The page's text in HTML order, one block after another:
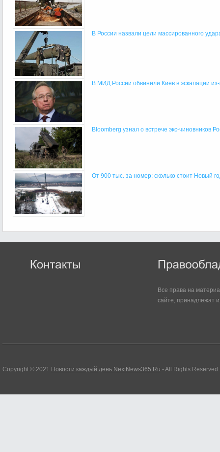
В России назвали цели массированного
В МИД России обвинили Киев в эскалации
Bloomberg узнал о встрече экс-чиновников
От 900 тыс. за номер: сколько стоит Новый
Все права на
сайте, принадлежат
Copyright © 2021 Новости каждый день NextNews365.Ru - All Rights Reserved